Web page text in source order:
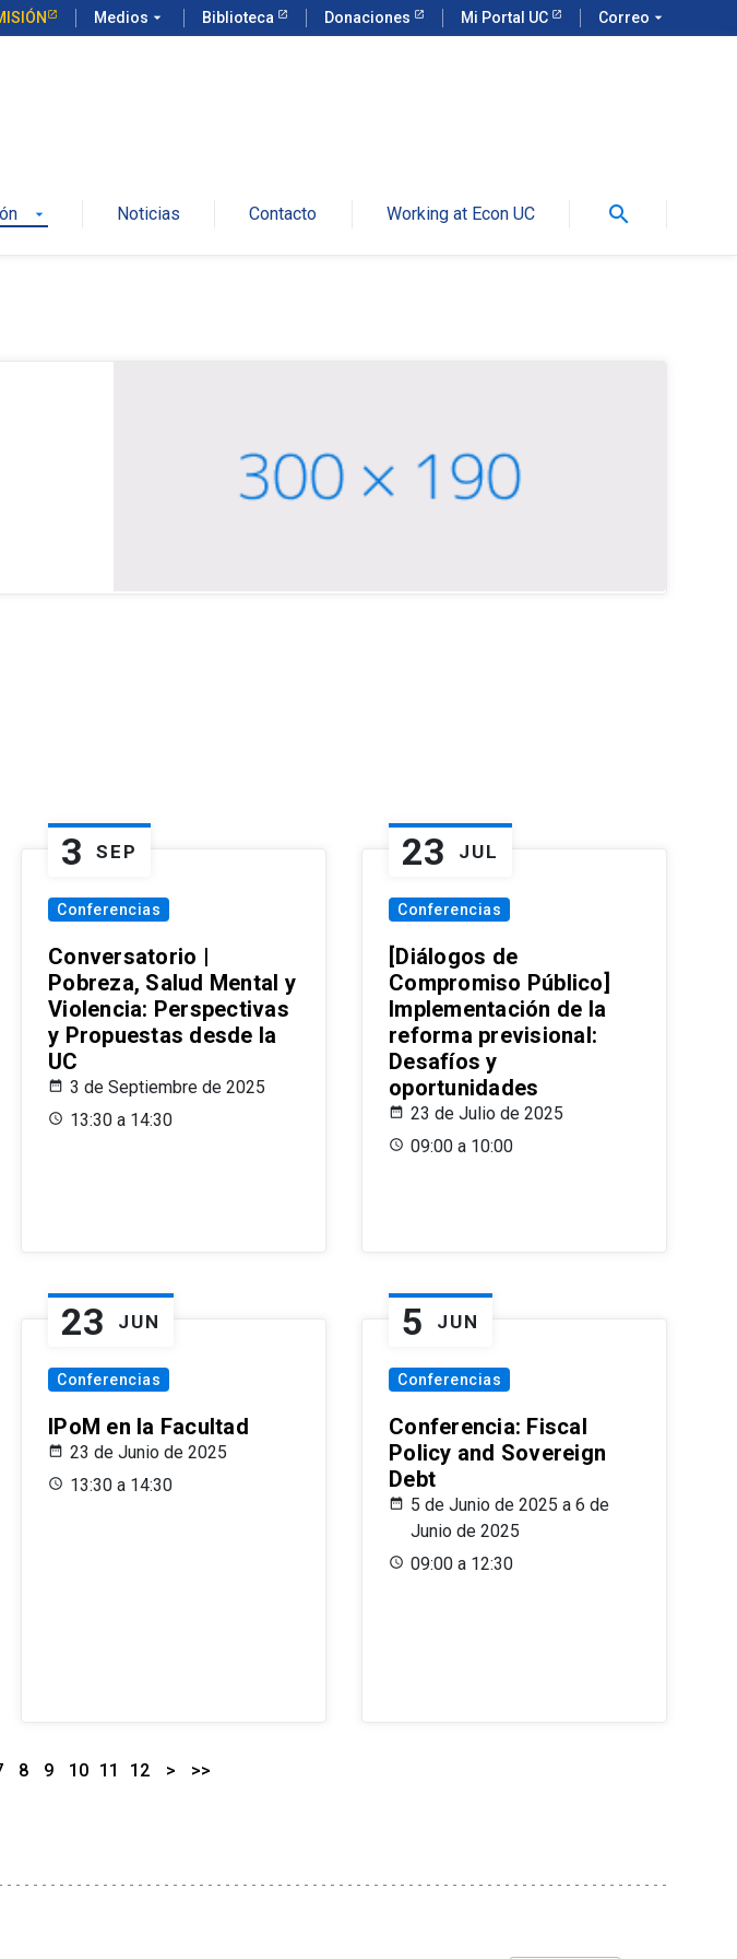
Medios arrow_drop_down Biblioteca Donaciones Mi Portal UC Correo arrow_drop_down
arrow_drop_down Noticias Contacto Working at Econ UC search
3 SEP
Conferencias
Conversatorio |
Pobreza, Salud Mental y
Violencia: Perspectivas
y Propuestas desde la
UC
3 de Septiembre de 2025
13:30 a 14:30
23 JUL
Conferencias
[Diálogos de
Compromiso Público]
Implementación de la
reforma previsional:
Desafíos y
oportunidades
23 de Julio de 2025
09:00 a 10:00
23 JUN
Conferencias
IPoM en la Facultad
23 de Junio de 2025
13:30 a 14:30
5 JUN
Conferencias
Conferencia: Fiscal
Policy and Sovereign
Debt
5 de Junio de 2025 a 6 de
Junio de 2025
09:00 a 12:30
8 9 10 11 12 > >>